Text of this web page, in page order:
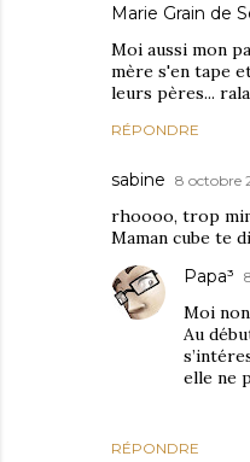
Marie Grain de
Moi aussi mon
mère s'en tape
leurs pères...
RÉPONDRE
sabine 8 octobre
rhoooo, trop
Maman cube te
RÉPONDRE
Papa³
Moi
Au
elle ne